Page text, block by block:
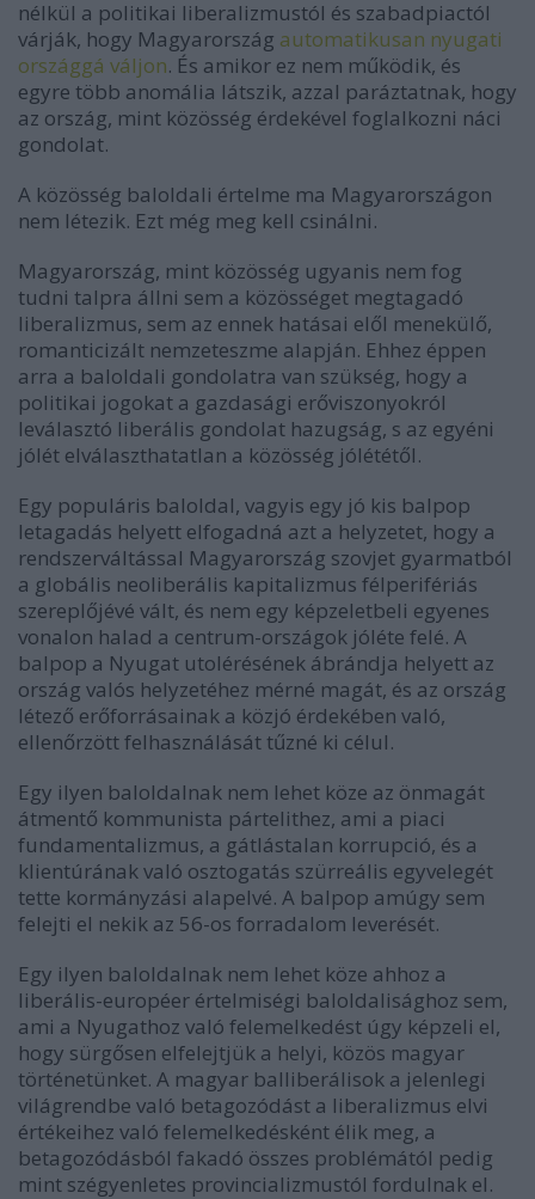
nélkül a politikai liberalizmustól és szabadpiactól
várják, hogy Magyarország automatikusan nyugati
országgá váljon. És amikor ez nem működik, és
egyre több anomália látszik, azzal paráztatnak, hogy
az ország, mint közösség érdekével foglalkozni náci
gondolat.
A közösség baloldali értelme ma Magyarországon
nem létezik. Ezt még meg kell csinálni.
Magyarország, mint közösség ugyanis nem fog
tudni talpra állni sem a közösséget megtagadó
liberalizmus, sem az ennek hatásai elől menekülő,
romanticizált nemzeteszme alapján. Ehhez éppen
arra a baloldali gondolatra van szükség, hogy a
politikai jogokat a gazdasági erőviszonyokról
leválasztó liberális gondolat hazugság, s az egyéni
jólét elválaszthatatlan a közösség jólététől.
Egy populáris baloldal, vagyis egy jó kis balpop
letagadás helyett elfogadná azt a helyzetet, hogy a
rendszerváltással Magyarország szovjet gyarmatból
a globális neoliberális kapitalizmus félperifériás
szereplőjévé vált, és nem egy képzeletbeli egyenes
vonalon halad a centrum-országok jóléte felé. A
balpop a Nyugat utolérésének ábrándja helyett az
ország valós helyzetéhez mérné magát, és az ország
létező erőforrásainak a közjó érdekében való,
ellenőrzött felhasználását tűzné ki célul.
Egy ilyen baloldalnak nem lehet köze az önmagát
átmentő kommunista pártelithez, ami a piaci
fundamentalizmus, a gátlástalan korrupció, és a
klientúrának való osztogatás szürreális egyvelegét
tette kormányzási alapelvé. A balpop amúgy sem
felejti el nekik az 56-os forradalom leverését.
Egy ilyen baloldalnak nem lehet köze ahhoz a
liberális-européer értelmiségi baloldalisághoz sem,
ami a Nyugathoz való felemelkedést úgy képzeli el,
hogy sürgősen elfelejtjük a helyi, közös magyar
történetünket. A magyar balliberálisok a jelenlegi
világrendbe való betagozódást a liberalizmus elvi
értékeihez való felemelkedésként élik meg, a
betagozódásból fakadó összes problémától pedig
mint szégyenletes provincializmustól fordulnak el.